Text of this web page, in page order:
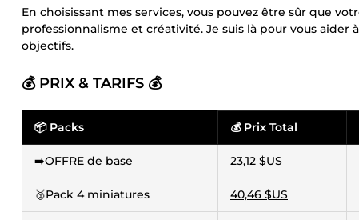
En choisissant mes services, vous pouvez être sûr que
professionnalisme et créativité. Je suis là pour vous
objectifs.
💰 PRIX & TARIFS 💰
📦 Packs 💰 Prix Total
➡️OFFRE de base 23,12 $US
🥉Pack 4 miniatures 40,46 $US